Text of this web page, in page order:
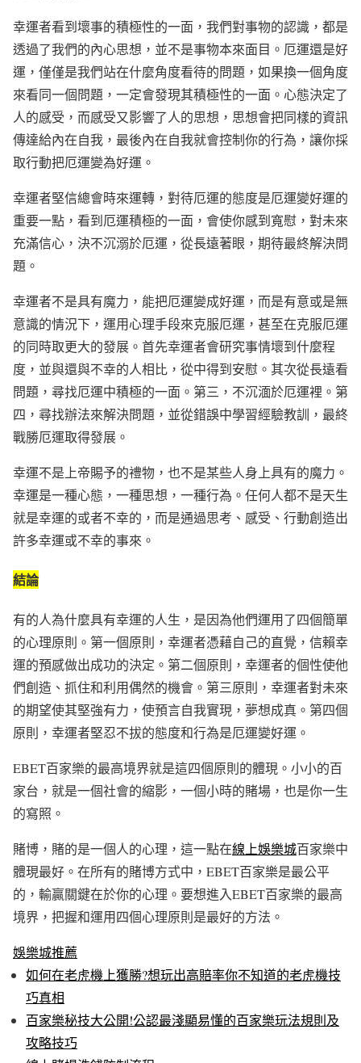
幸運者看到壞事的積極性的一面，我們對事物的認識，都是
透過了我們的內心思想，並不是事物本來面目。厄運還是好
運，僅僅是我們站在什麼角度看待的問題，如果換一個角度
來看同一個問題，一定會發現其積極性的一面。心態決定了
人的感受，而感受又影響了人的思想，思想會把同樣的資訊
傳達給內在自我，最後內在自我就會控制你的行為，讓你採
取行動把厄運變為好運。
幸運者堅信總會時來運轉，對待厄運的態度是厄運變好運的
重要一點，看到厄運積極的一面，會使你感到寬慰，對未來
充滿信心，決不沉溺於厄運，從長遠著眼，期待最終解決問
題。
幸運者不是具有魔力，能把厄運變成好運，而是有意或是無
意識的情況下，運用心理手段來克服厄運，甚至在克服厄運
的同時取更大的發展。首先幸運者會研究事情壞到什麼程
度，並與還與不幸的人相比，從中得到安慰。其次從長遠看
問題，尋找厄運中積極的一面。第三，不沉湎於厄運裡。第
四，尋找辦法來解決問題，並從錯誤中學習經驗教訓，最終
戰勝厄運取得發展。
幸運不是上帝賜予的禮物，也不是某些人身上具有的魔力。
幸運是一種心態，一種思想，一種行為。任何人都不是天生
就是幸運的或者不幸的，而是通過思考、感受、行動創造出
許多幸運或不幸的事來。
結論
有的人為什麼具有幸運的人生，是因為他們運用了四個簡單
的心理原則。第一個原則，幸運者憑藉自己的直覺，信賴幸
運的預感做出成功的決定。第二個原則，幸運者的個性使他
們創造、抓住和利用偶然的機會。第三原則，幸運者對未來
的期望使其堅強有力，使預言自我實現，夢想成真。第四個
原則，幸運者堅忍不拔的態度和行為是厄運變好運。
EBET百家樂的最高境界就是這四個原則的體現。小小的百
家台，就是一個社會的縮影，一個小時的賭場，也是你一生
的寫照。
賭博，賭的是一個人的心理，這一點在線上娛樂城百家樂中
體現最好。在所有的賭博方式中，EBET百家樂是最公平
的，輸贏關鍵在於你的心理。要想進入EBET百家樂的最高
境界，把握和運用四個心理原則是最好的方法。
娛樂城推薦
如何在老虎機上獲勝?想玩出高賠率你不知道的老虎機技
巧真相
百家樂秘技大公開!公認最淺顯易懂的百家樂玩法規則及
攻略技巧